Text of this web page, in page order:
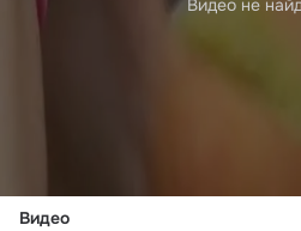
Видео не
Видео